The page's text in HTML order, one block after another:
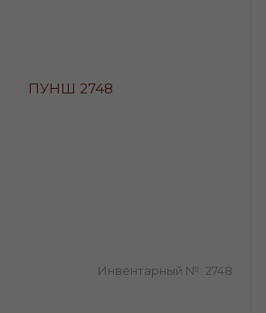
Инвентарный №: 2748